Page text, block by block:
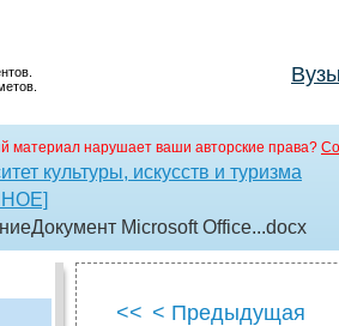
Вузы
материал нарушает ваши авторские права?
культуры, искусств и туризма
Microsoft Office...docx
<< < Предыдущая